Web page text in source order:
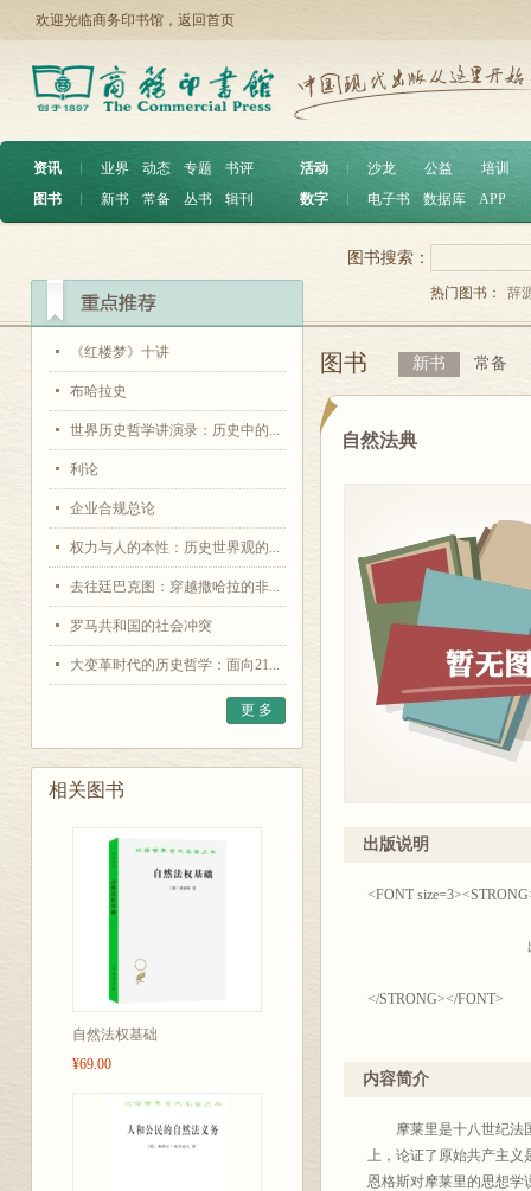
欢迎光临商务印书馆， 返回首页
资讯 ︱ 业界 动态 专题
书评
图书
︱ 新书 常备 丛书 辑刊
活动 沙龙 公益
培训
数字
电子书 数据库 APP
《红楼梦》十讲
布哈拉史
世界历史哲学讲演录：历史中的...
利论
企业合规总论
权力与人的本性：历史世界观的...
去往廷巴克图：穿越撒哈拉的非...
罗马共和国的社会冲突
大变革时代的历史哲学：面向21...
更 多
相关图书
自然法权基础
¥69.00
图书搜索：
热门图书： 辞
图书 新书 常备
自然法典
出版说明
<FONT
出版
</STRONG></FONT>
时适当介绍当代具有定评
学人所熟知，毋需赘述
查考，又利于文化积累。
2004年底出版至四百种
内容简介
摩莱里是十八世纪法国
上，论证了原始共产主义
恩格斯对摩莱里的思想学